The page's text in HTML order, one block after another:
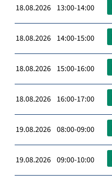
18.08.2026 13:00-14:00
18.08.2026 14:00-15:00
18.08.2026 15:00-16:00
18.08.2026 16:00-17:00
19.08.2026 08:00-09:00
19.08.2026 09:00-10:00